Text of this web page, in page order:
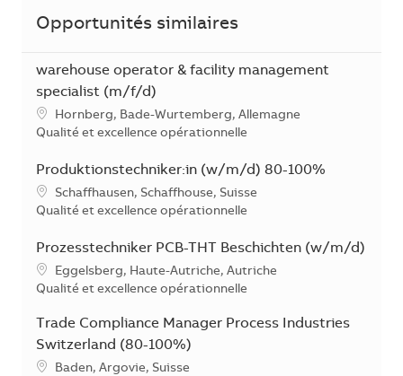
Opportunités similaires
warehouse operator & facility management
specialist (m/f/d)
Localisation
Hornberg, Bade-Wurtemberg, Allemagne
Catégorie
Qualité et excellence opérationnelle
Produktionstechniker:in (w/m/d) 80-100%
Localisation
Schaffhausen, Schaffhouse, Suisse
Catégorie
Qualité et excellence opérationnelle
Prozesstechniker PCB-THT Beschichten (w/m/d)
Localisation
Eggelsberg, Haute-Autriche, Autriche
Catégorie
Qualité et excellence opérationnelle
Trade Compliance Manager Process Industries
Switzerland (80-100%)
Localisation
Baden, Argovie, Suisse